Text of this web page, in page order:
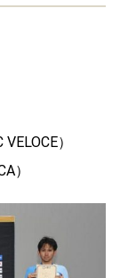
）
）